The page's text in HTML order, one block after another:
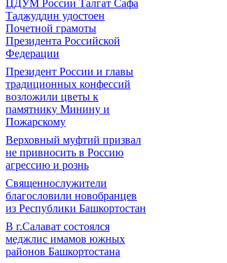
ЦДУМ России Талгат Сафа
Таджуддин удостоен
Почетной грамоты
Президента Российской
Федерации
Президент России и главы
традиционных конфессий
возложили цветы к
памятнику Минину и
Пожарскому
Верховный муфтий призвал
не привносить в Россию
агрессию и рознь
Священнослужители
благословили новобранцев
из Республики Башкортостан
В г.Салават состоялся
меджлис имамов южных
районов Башкортостана